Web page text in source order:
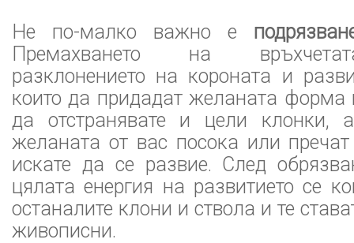
Не по-малко важно е
Премахването на
разклонението на короната и
които да придадат желаната
да отстранявате и цели клонки,
желаната от вас посока или
искате да се развие. След
цялата енергия на развитието се
останалите клони и ствола и те
живописни.